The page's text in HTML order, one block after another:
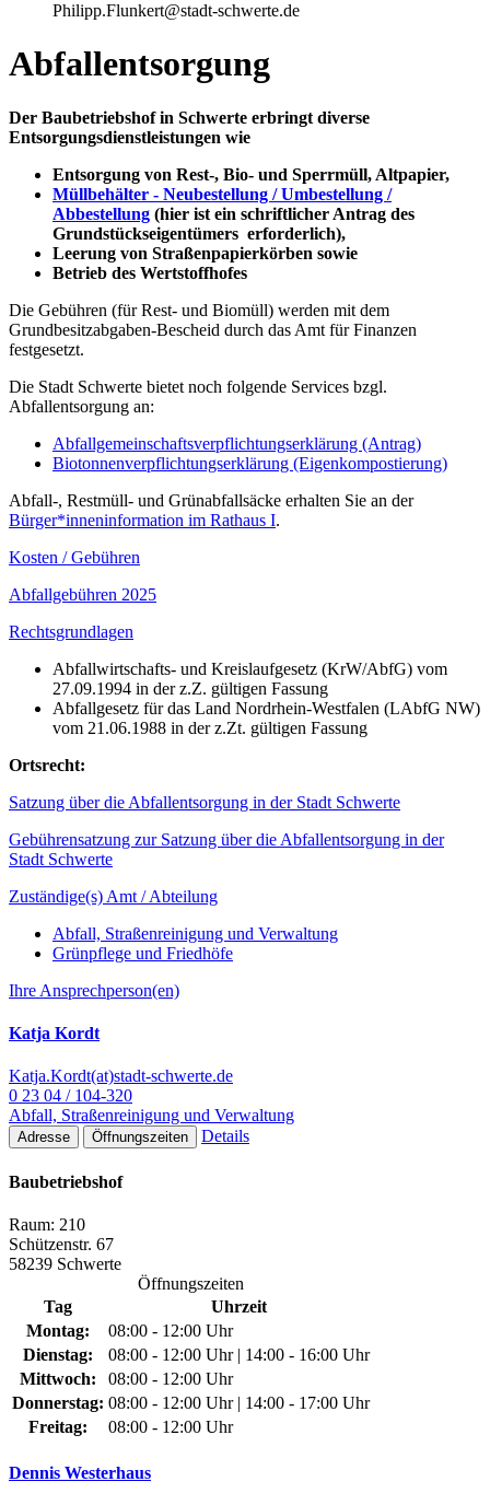
Philipp.Flunkert@stadt-schwerte.de
Abfallentsorgung
Der Baubetriebshof in Schwerte erbringt diverse
Entsorgungsdienstleistungen wie
Entsorgung von Rest-, Bio- und Sperrmüll, Altpapier,
Müllbehälter - Neubestellung / Umbestellung /
Abbestellung (hier ist ein schriftlicher Antrag des
Grundstückseigentümers erforderlich),
Leerung von Straßenpapierkörben sowie
Betrieb des Wertstoffhofes
Die Gebühren (für Rest- und Biomüll) werden mit dem
Grundbesitzabgaben-Bescheid durch das Amt für Finanzen
festgesetzt.
Die Stadt Schwerte bietet noch folgende Services bzgl.
Abfallentsorgung an:
Abfallgemeinschaftsverpflichtungserklärung (Antrag)
Biotonnenverpflichtungserklärung (Eigenkompostierung)
Abfall-, Restmüll- und Grünabfallsäcke erhalten Sie an der
Bürger*inneninformation im Rathaus I.
Kosten / Gebühren
Abfallgebühren 2025
Rechtsgrundlagen
Abfallwirtschafts- und Kreislaufgesetz (KrW/AbfG) vom
27.09.1994 in der z.Z. gültigen Fassung
Abfallgesetz für das Land Nordrhein-Westfalen (LAbfG NW)
vom 21.06.1988 in der z.Zt. gültigen Fassung
Ortsrecht:
Satzung über die Abfallentsorgung in der Stadt Schwerte
Gebührensatzung zur Satzung über die Abfallentsorgung in der
Stadt Schwerte
Zuständige(s) Amt / Abteilung
Abfall, Straßenreinigung und Verwaltung
Grünpflege und Friedhöfe
Ihre Ansprechperson(en)
Katja Kordt
Katja.Kordt(at)stadt-schwerte.de
0 23 04 / 104-320
Abfall, Straßenreinigung und Verwaltung
Adresse Öffnungszeiten Details
Baubetriebshof
Raum: 210
Schützenstr. 67
58239 Schwerte
Öffnungszeiten
Tag
Uhrzeit
Montag:
08:00 - 12:00 Uhr
Dienstag:
08:00 - 12:00 Uhr | 14:00 - 16:00 Uhr
Mittwoch:
08:00 - 12:00 Uhr
Donnerstag: 08:00 - 12:00 Uhr | 14:00 - 17:00 Uhr
Freitag:
08:00 - 12:00 Uhr
Dennis Westerhaus